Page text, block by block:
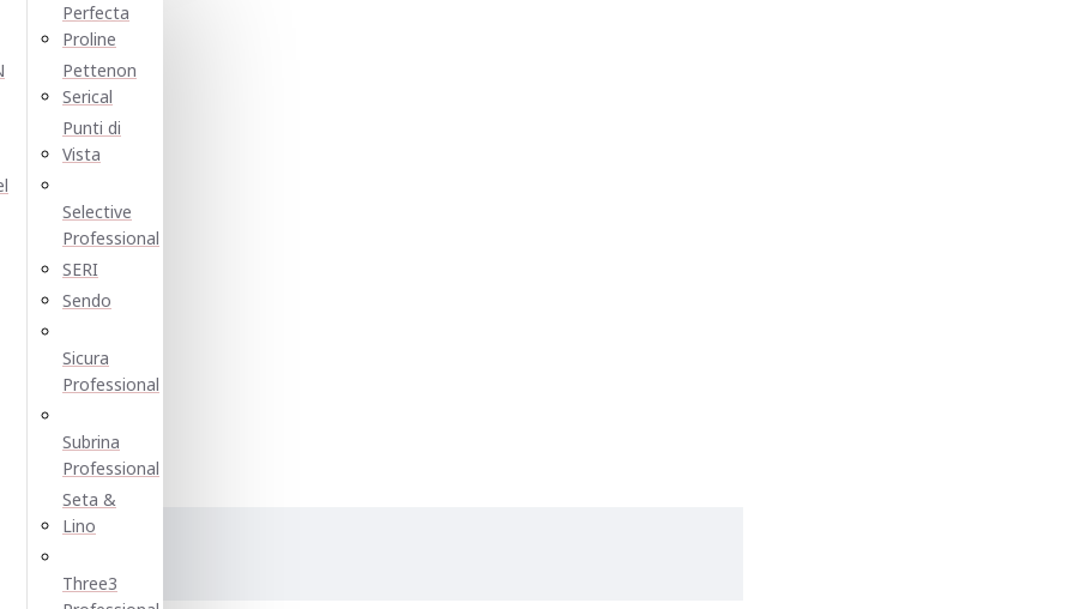
Perfecta
Proline
Pettenon
Serical
Punti di
Vista
Selective
Professional
SERI
Sendo
Sicura
Professional
Subrina
Professional
Seta &
Lino
Three3